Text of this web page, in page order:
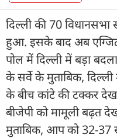
दिल्ली की 70 विधानसभा
हुआ. इसके बाद अब
पोल में दिल्ली में बड़ा
के सर्वे के मुताबिक,
के बीच कांटे की टक्कर
बीजेपी को मामूली बढ़त
मुताबिक, आप को 32-37